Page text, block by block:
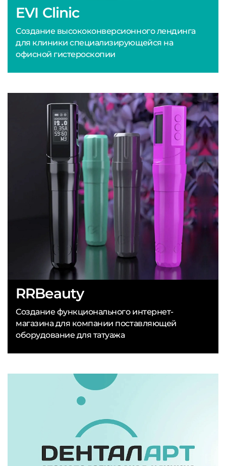
RRBeauty
Создание функционального интернет-
магазина для компании поставляющей
оборудование для татуажа
EVI Clinic
Создание высококонверсионного лендинга
для клиники специализирующейся на
офисной гистероскопии